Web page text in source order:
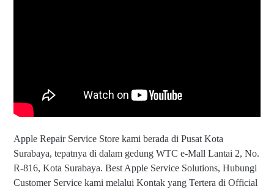
Apple Repair Service Store kami berada di Pusat Kota
Surabaya, tepatnya di dalam gedung WTC e-Mall Lantai 2, No.
R-816, Kota Surabaya. Best Apple Service Solutions, Hubungi
Customer Service kami melalui Kontak yang Tertera di Official